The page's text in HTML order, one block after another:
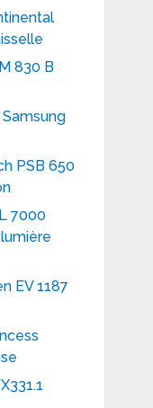
830 B
PSB 650
7000
EV 1187